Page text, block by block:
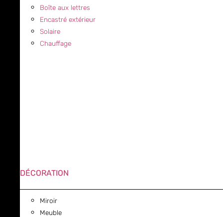
Boîte aux lettres
Encastré extérieur
Solaire
Chauffage
DÉCORATION
Miroir
Meuble